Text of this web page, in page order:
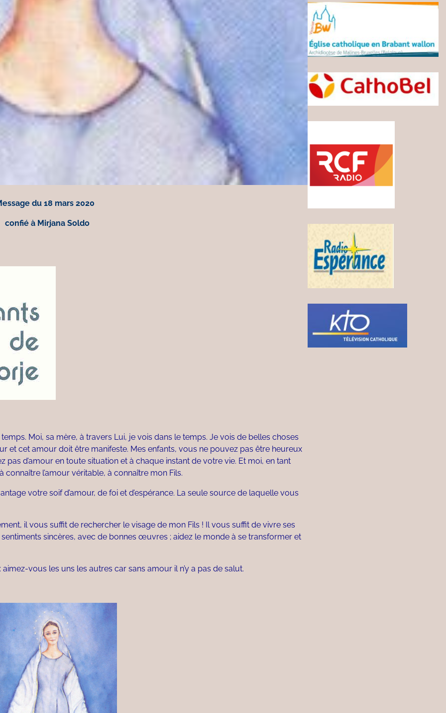
du 18 mars 2020
confié à Mirjana Soldo
Moi, sa mère, à travers Lui, je vois dans le temps. Je vois de belles choses
et cet amour doit être manifeste. Mes enfants, vous ne pouvez pas être heureux
pas d’amour en toute situation et à chaque instant de votre vie. Et moi, en tant
l’amour véritable, à connaître mon Fils.
votre soif d’amour, de foi et d’espérance. La seule source de laquelle vous
il vous suffit de rechercher le visage de mon Fils ! Il vous suffit de vivre ses
sincères, avec de bonnes œuvres ; aidez le monde à se transformer et
vous les uns les autres car sans amour il n’y a pas de salut.